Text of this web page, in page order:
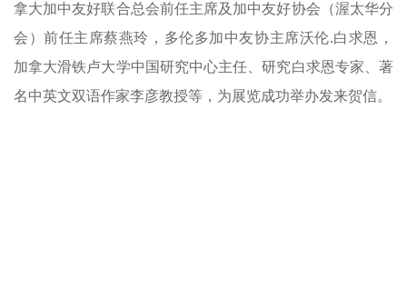
拿大加中友好联合总会前任主席及加中友好协会（渥太华分
会）前任主席蔡燕玲，多伦多加中友协主席沃伦.白求恩，
加拿大滑铁卢大学中国研究中心主任、研究白求恩专家、著
名中英文双语作家李彦教授等，为展览成功举办发来贺信。